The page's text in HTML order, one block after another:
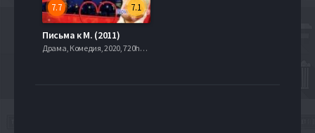
7.1
7.7
Письма к М. (2011)
Драма, Комедия, 2020, 720hd, mobilen